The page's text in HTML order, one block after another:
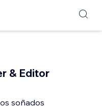
& Editor
soñados